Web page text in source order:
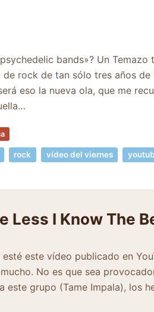
bands»? Un Temazo
de rock de tan sólo tres años
eso la nueva ola, que me
rock vídeo del viernes
Less I Know The
este vídeo publicado en
No es que sea
este grupo (Tame Impala), los